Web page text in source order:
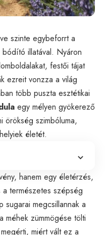
szinte egybeforrt a
illatával. Nyáron
festői tájat
ezreit vonzza a világ
több puszta esztétikai
egy mélyen gyökerező
örökség szimbóluma,
életét.
hanem egy életérzés,
a természetes szépség
megcsillannak a
méhek zümmögése tölti
miért vált ez a